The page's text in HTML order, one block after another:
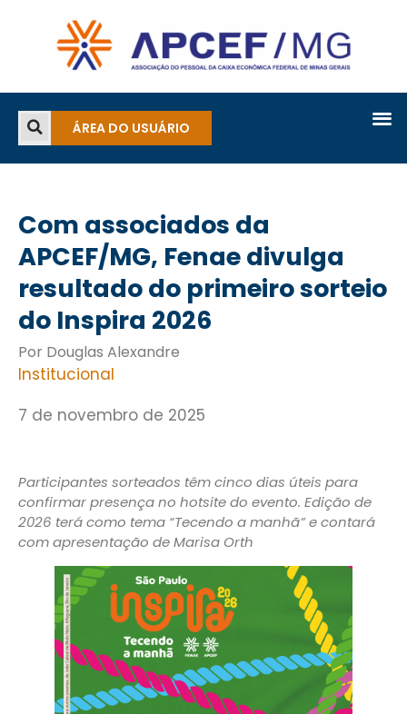
ÁREA DO USUÁRIO
Com associados da
APCEF/MG, Fenae divulga
resultado do primeiro sorteio
do Inspira 2026
Por Douglas Alexandre
Institucional
7 de novembro de 2025
Participantes sorteados têm cinco dias úteis para
confirmar presença no hotsite do evento. Edição de
2026 terá como tema “Tecendo a manhã” e contará
com apresentação de Marisa Orth